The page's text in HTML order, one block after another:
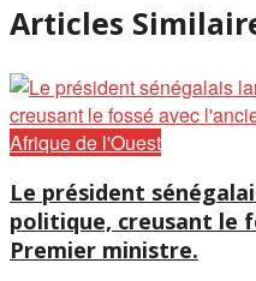
Articles
Afrique de l'Ouest
Le président
politique, creusant le
Premier ministre.